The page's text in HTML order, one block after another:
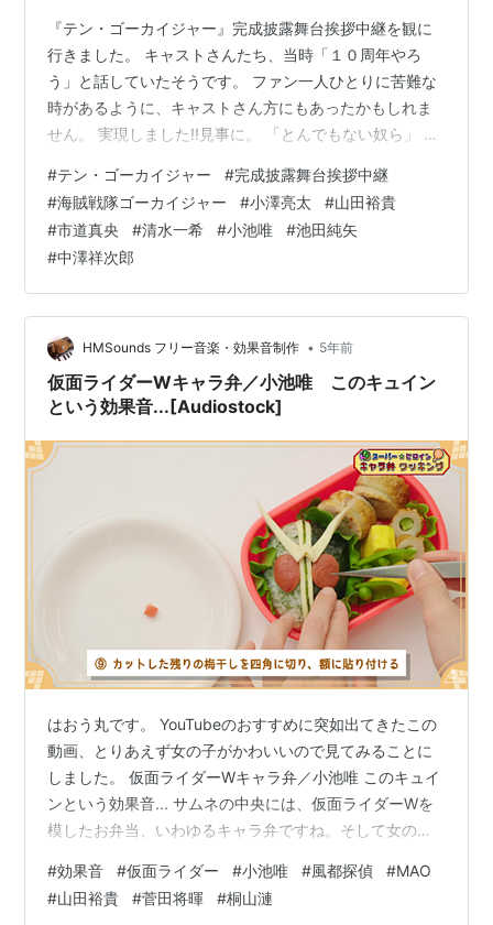
この商品を含むブログ (4
件) を見る
この商品を含むブログ (2
件) を見る
『テン・ゴーカイジャー』完成披露舞台挨拶中継を観に
行きました。 キャストさんたち、当時「１０周年やろ
う」と話していたそうです。 ファン一人ひとりに苦難な
時があるように、キャストさん方にもあったかもしれま
せん。 実現しました!!見事に。 「とんでもない奴ら」 キ
ている…かのように感じました。 この完成披露舞台挨拶
中継は、とても幸せな空間、時間でした!!ファンだけだな
く、きっとキャストさんたちにとっても。 筆者も生きて
てよかった。ファンで良かった!! ２０２１年１１月 ４日
（木）１９時１５分～１９時４５分 『テン・ゴーカイジ
ャー』完成披露舞台挨拶中…
#テン・ゴーカイジャー #完成披露舞台挨拶中継
#海賊戦隊ゴーカイジャー #小澤亮太 #山田裕貴
#市道真央 #清水一希 #小池唯 #池田純矢
#中澤祥次郎
HMSounds フリー音楽・効果音制作 • 5年前
仮面ライダーWキャラ弁／小池唯 このキュイン
という効果音...[Audiostock]
はおう丸です。 YouTubeのおすすめに突如出てきたこの
動画、とりあえず女の子がかわいいので見てみることに
しました。 仮面ライダーWキャラ弁／小池唯 このキュイ
ンという効果音... サムネの中央には、仮面ライダーWを
模したお弁当、いわゆるキャラ弁ですね。そして女の子
モレンジャー枠の小池唯です。こんなかわいい子がお弁
当を作る動画となると、見ないわけにはいかないじゃな
#効果音 #仮面ライダー #小池唯 #風都探偵 #MAO
#山田裕貴 #菅田将暉 #桐山漣